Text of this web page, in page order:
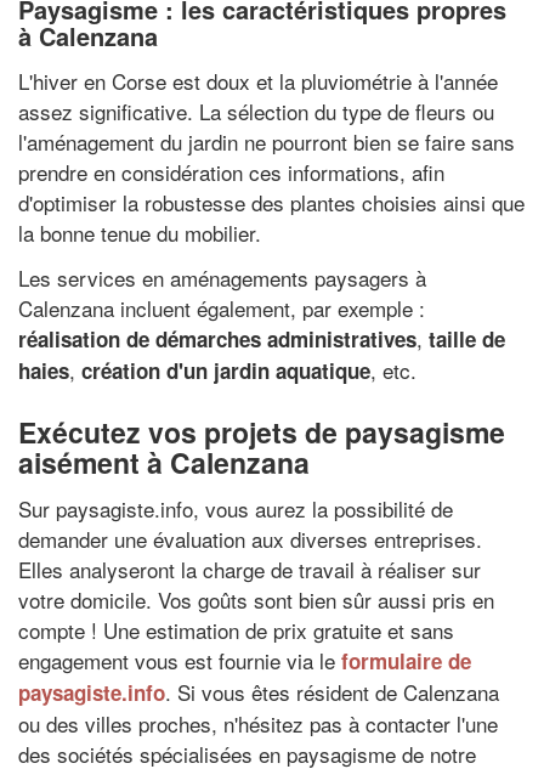
Paysagisme : les caractéristiques propres
à Calenzana
L'hiver en Corse est doux et la pluviométrie à l'année
assez significative. La sélection du type de fleurs ou
l'aménagement du jardin ne pourront bien se faire sans
prendre en considération ces informations, afin
d'optimiser la robustesse des plantes choisies ainsi que
la bonne tenue du mobilier.
Les services en aménagements paysagers à
Calenzana incluent également, par exemple :
réalisation de démarches administratives, taille de
haies, création d'un jardin aquatique, etc.
Exécutez vos projets de paysagisme
aisément à Calenzana
Sur paysagiste.info, vous aurez la possibilité de
demander une évaluation aux diverses entreprises.
Elles analyseront la charge de travail à réaliser sur
votre domicile. Vos goûts sont bien sûr aussi pris en
compte ! Une estimation de prix gratuite et sans
engagement vous est fournie via le formulaire de
paysagiste.info. Si vous êtes résident de Calenzana
ou des villes proches, n'hésitez pas à contacter l'une
des sociétés spécialisées en paysagisme de notre